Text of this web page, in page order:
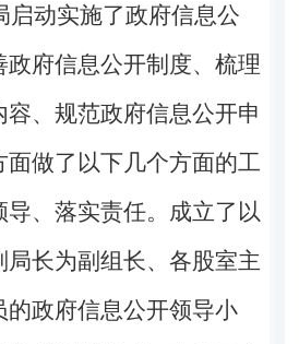
启动实施了政府信息公
府信息公开制度、梳理
、规范政府信息公开申
面做了以下几个方面的工
、落实责任。成立了以
局长为副组长、各股室主
的政府信息公开领导小